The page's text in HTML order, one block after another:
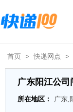
首页 > 快递网点 >
广东阳江公司
所在地区： 广东,